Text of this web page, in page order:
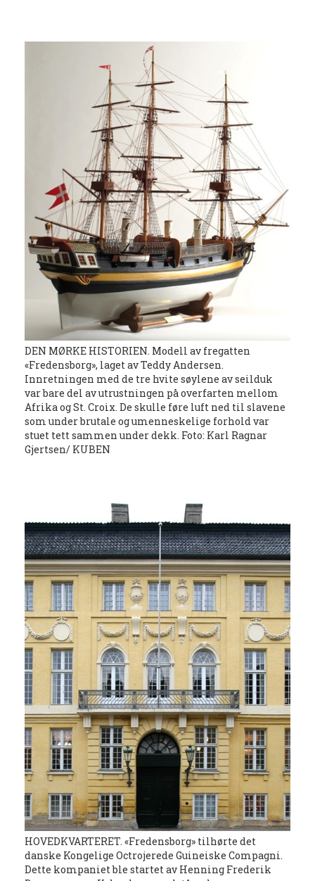
DEN MØRKE HISTORIEN. Modell av fregatten
«Fredensborg», laget av Teddy Andersen.
Innretningen med de tre hvite søylene av seilduk
var bare del av utrustningen på overfarten mellom
Afrika og St. Croix. De skulle føre luft ned til slavene
som under brutale og umenneskelige forhold var
stuet tett sammen under dekk. Foto: Karl Ragnar
Gjertsen/ KUBEN
HOVEDKVARTERET. «Fredensborg» tilhørte det
danske Kongelige Octrojerede Guineiske Compagni.
Dette kompaniet ble startet av Henning Frederik